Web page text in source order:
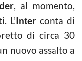
, al momento,
L’Inter conta di
di circa 30
nuovo assalto a